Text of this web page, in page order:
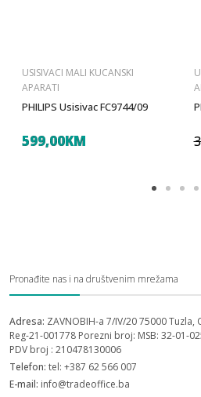
USISIVACI MALI KUCANSKI
APARATI
PHILIPS Usisivac FC9744/09
599,00KM
Pronađite nas i na društvenim mrežama
Adresa: ZAVNOBIH-a 7/IV/20 75000
Reg-21-001778 Porezni broj: MSB: 32-01-
PDV broj : 210478130006
Telefon: tel: +387 62 566 007
E-mail: info@tradeoffice.ba